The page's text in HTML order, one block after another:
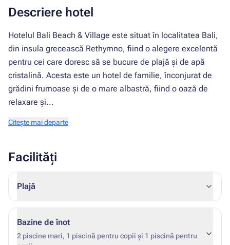
Descriere hotel
Hotelul Bali Beach & Village este situat în localitatea Bali,
din insula grecească Rethymno, fiind o alegere excelentă
pentru cei care doresc să se bucure de plajă și de apă
cristalină. Acesta este un hotel de familie, înconjurat de
grădini frumoase și de o mare albastră, fiind o oază de
relaxare și...
Citește mai departe
Facilități
Plajă
Bazine de înot
2 piscine mari, 1 piscină pentru copii și 1 piscină pentru